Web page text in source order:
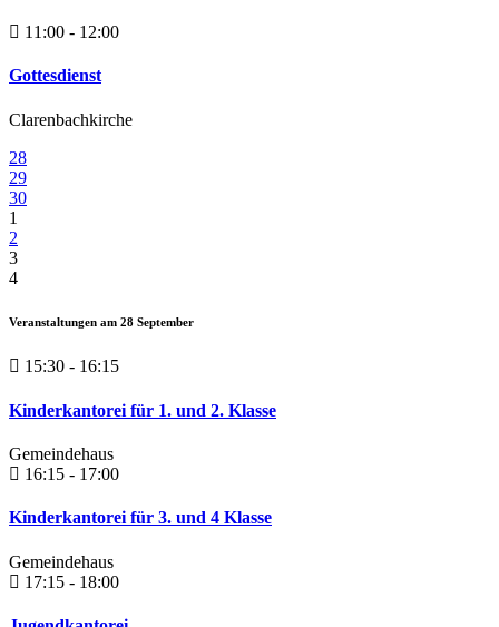
11:00 - 12:00
Gottesdienst
Clarenbachkirche
28
29
30
1
2
3
4
Veranstaltungen am 28 September
15:30 - 16:15
Kinderkantorei für 1. und 2. Klasse
Gemeindehaus
16:15 - 17:00
Kinderkantorei für 3. und 4 Klasse
Gemeindehaus
17:15 - 18:00